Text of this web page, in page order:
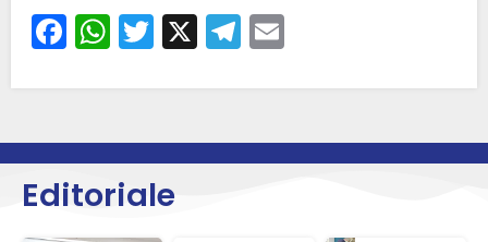
Facebook
WhatsApp
Twitter
X Telegram
Editoriale